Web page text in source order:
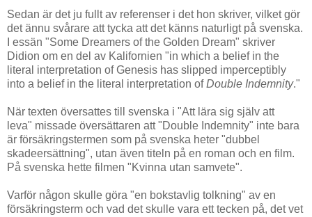
Sedan är det ju fullt av referenser i det hon skriver, vilket gör
det ännu svårare att tycka att det känns naturligt på svenska.
I essän "Some Dreamers of the Golden Dream" skriver
Didion om en del av Kalifornien "in which a belief in the
literal interpretation ofGenesis has slipped imperceptibly
into a belief in the literal interpretation ofDouble Indemnity."
När texten översattes till svenska i "Att lära sig själv att
leva" missade översättaren att "Double Indemnity" inte bara
är försäkringstermen som på svenska heter "dubbel
skadeersättning", utan även titeln på en roman och en film.
På svenska hette filmen "Kvinna utan samvete".
Varför någon skulle göra "en bokstavlig tolkning" av en
försäkringsterm och vad det skulle vara ett tecken på, det vet